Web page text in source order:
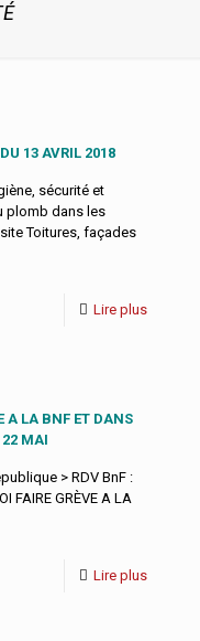
13 AVRIL 2018
sécurité et
plomb dans les
Toitures, façades
Lire plus
A LA BNF ET DANS
22 MAI
> RDV BnF :
FAIRE GRÈVE A LA
Lire plus